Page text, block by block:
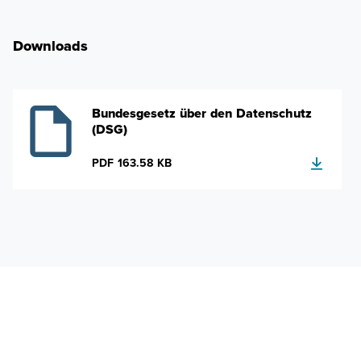
Downloads
Bundesgesetz über den Datenschutz
(DSG)
PDF 163.58 KB